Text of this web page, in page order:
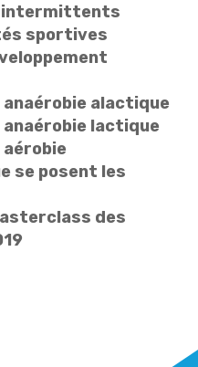
intermittents
sportives
alactique
lactique
se posent les
des